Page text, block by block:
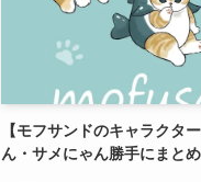
【モフサンドのキャラクタ
ん・サメにゃん勝手にまと